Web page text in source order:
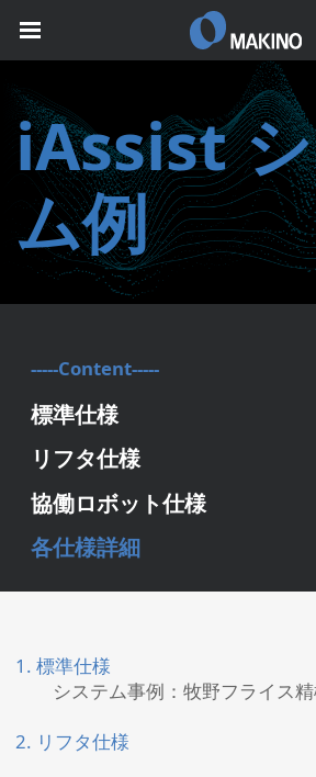
iAssist
ム例
-----Content-----
標準仕様
リフタ仕様
協働ロボット仕様
各仕様詳細
1. 標準仕様
システム事例：牧野フライス精
2. リフタ仕様